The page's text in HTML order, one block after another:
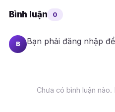
Bình luận 0
B Bạn phải đăng nhập
Chưa có bình luận